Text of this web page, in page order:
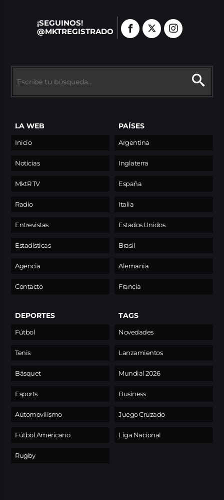
¡SEGUINOS!
@MKTREGISTRADO
LA WEB
Inicio
Noticias
MktR TV
Radio
Entrevistas
Estadísticas
Agencia
Contacto
PAÍSES
Argentina
Inglaterra
España
Italia
Estados Unidos
Brasil
Alemania
Francia
DEPORTES
Fútbol
Tenis
Básquet
Esports
Automovilismo
Fútbol Americano
Rugby
TAGS
Novedades
Lanzamientos
Mundial 2026
Business
Juego Cruzado
Liga Nacional